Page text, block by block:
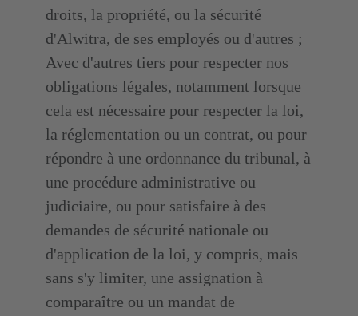
droits, la propriété, ou la sécurité
d'Alwitra, de ses employés ou d'autres ;
Avec d'autres tiers pour respecter nos
obligations légales, notamment lorsque
cela est nécessaire pour respecter la loi,
la réglementation ou un contrat, ou pour
répondre à une ordonnance du tribunal, à
une procédure administrative ou
judiciaire, ou pour satisfaire à des
demandes de sécurité nationale ou
d'application de la loi, y compris, mais
sans s'y limiter, une assignation à
comparaître ou un mandat de